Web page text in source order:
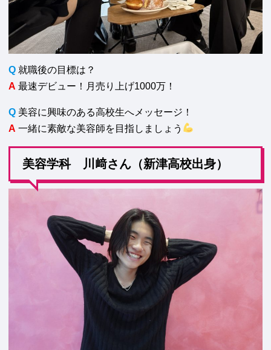
Q 就職後の目標は？
A 最速デビュー！月売り上げ1000万！
Q 美容に興味のある高校生へメッセージ！
A 一緒に素敵な美容師を目指しましょう
美容学科 川﨑さん（新津高校出身）